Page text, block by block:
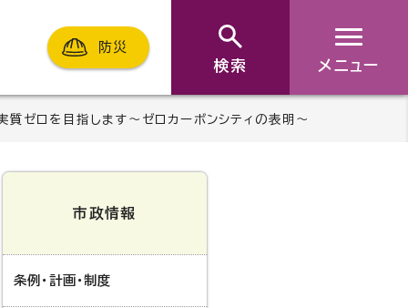
防災
検索 メニュー
ゼロを目指します～ゼロカーボンシティの表明～
市政情報
条例・計画・制度